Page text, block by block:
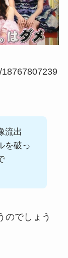
流出
を破っ
のでしょう